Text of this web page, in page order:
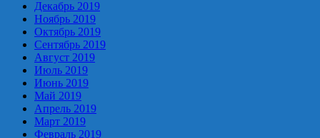
Декабрь 2019
Ноябрь 2019
Октябрь 2019
Сентябрь 2019
Август 2019
Июль 2019
Июнь 2019
Май 2019
Апрель 2019
Март 2019
Февраль 2019